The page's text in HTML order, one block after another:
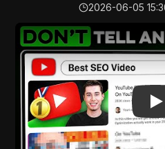
2026-06-05
Play Video:YouTube-SEO